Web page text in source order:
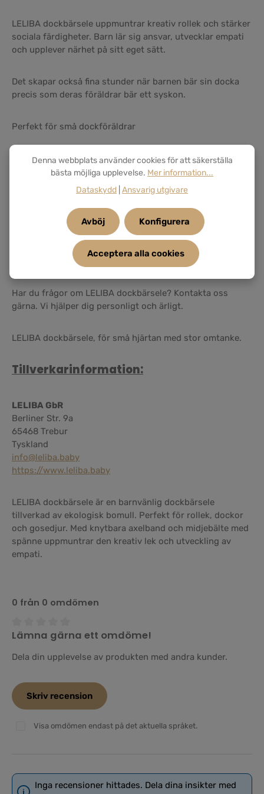
LELIBA dockbärsele uppmuntrar kreativ rollek och stärker
sociala färdigheter. Barn lär sig ansvar, utvecklar empati
och upplever närhet på sitt eget sätt.
Det skapar också fina stunder när barnen bär sin docka
precis som deras föräldrar bär ett syskon.
Perfekt för små dockföräldrar
Dockbärselen passar för:
Den är lätt, flexibel och perfekt för små vardagsäventyr.
Personlig rådgivning hos LELIBA
Har du frågor om LELIBA dockbärsele? Kontakta oss
gärna. Vi hjälper dig personligt och ärligt.
LELIBA dockbärsele, för små hjärtan med stor omtanke.
Tillverkarinformation:
LELIBA GbR
Berliner Str. 9a
65468 Trebur
Tyskland
info@leliba.baby
https://www.leliba.baby
LELIBA dockbärsele är en barnvänlig dockbärsele
tillverkad av ekologisk bomull. Perfekt för rollek, dockor
och gosedjur. Med knytbara axelband och midjebälte med
spänne uppmuntrar den kreativ lek och utveckling av
empati.
0 från 0 omdömen
Genomsnittligt betyg på 0 av 5 stjärnor
Lämna gärna ett omdöme!
Dela din upplevelse av produkten med andra kunder.
Skriv recension
Visa omdömen endast på det aktuella språket.
Inga recensioner hittades. Dela dina insikter med
Denna webbplats använder cookies för att säkerställa
bästa möjliga upplevelse. Mer information...
Dataskydd Ansvarig utgivare
Avböj Konfigurera
Acceptera alla cookies